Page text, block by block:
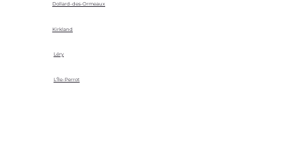
Dollard-des-Ormeaux
Kirkland
Léry
L'Île-Perrot